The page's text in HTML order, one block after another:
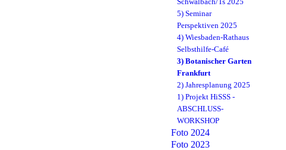
5) Seminar
Perspektiven 2025
4) Wiesbaden-Rathaus
Selbsthilfe-Café
3) Botanischer Garten
Frankfurt
2) Jahresplanung 2025
1) Projekt HiSSS -
ABSCHLUSS-
WORKSHOP
Foto 2024
Foto 2023